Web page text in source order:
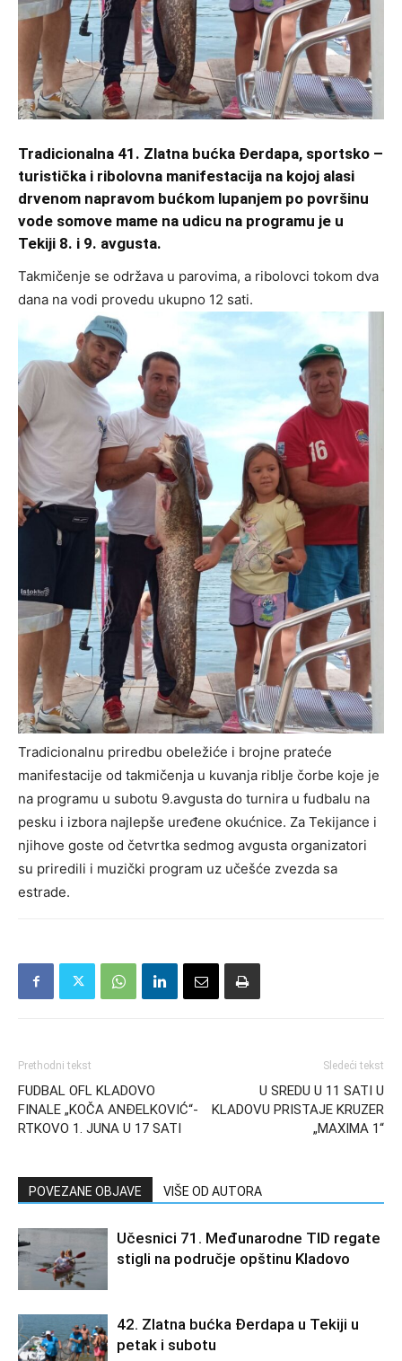
Tradicionalna 41. Zlatna bućka Đerdapa, sportsko –
turistička i ribolovna manifestacija na kojoj alasi
drvenom napravom bućkom lupanjem po površinu
vode somove mame na udicu na programu je u
Tekiji 8. i 9. avgusta.
Takmičenje se održava u parovima, a ribolovci tokom dva
dana na vodi provedu ukupno 12 sati.
Tradicionalnu priredbu obeležiće i brojne prateće
manifestacije od takmičenja u kuvanja riblje čorbe koje je
na programu u subotu 9.avgusta do turnira u fudbalu na
pesku i izbora najlepše uređene okućnice. Za Tekijance i
njihove goste od četvrtka sedmog avgusta organizatori
su priredili i muzički program uz učešće zvezda sa
estrade.
Prethodni tekst
FUDBAL OFL KLADOVO
FINALE „KOČA ANĐELKOVIĆ“-
RTKOVO 1. JUNA U 17 SATI
Sledeći tekst
U SREDU U 11 SATI U
KLADOVU PRISTAJE KRUZER
„MAXIMA 1“
POVEZANE OBJAVE VIŠE OD AUTORA
Učesnici 71. Međunarodne TID regate
stigli na područje opštinu Kladovo
42. Zlatna bućka Đerdapa u Tekiji u
petak i subotu